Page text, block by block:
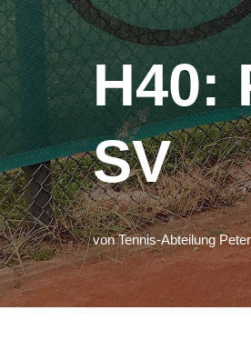
H40:
SV
vonTennis-Abteilung